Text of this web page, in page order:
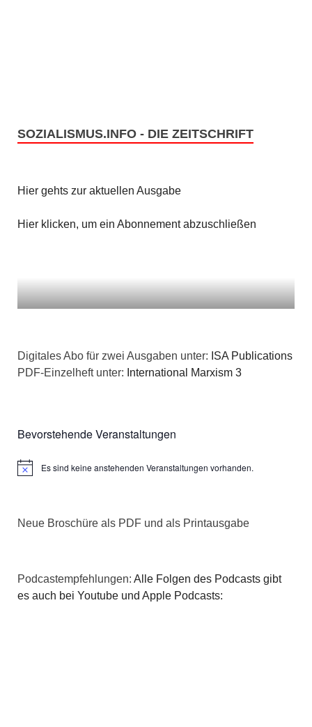
SOZIALISMUS.INFO - DIE ZEITSCHRIFT
Hier gehts zur aktuellen Ausgabe
Hier klicken, um ein Abonnement abzuschließen
Digitales Abo für zwei Ausgaben unter: ISA Publications
PDF-Einzelheft unter: International Marxism 3
Bevorstehende Veranstaltungen
HinweisEs sind keine anstehenden Veranstaltungen vorhanden.
Neue Broschüre als PDF und als Printausgabe
Podcastempfehlungen: Alle Folgen des Podcasts gibt
es auch bei Youtube und Apple Podcasts: